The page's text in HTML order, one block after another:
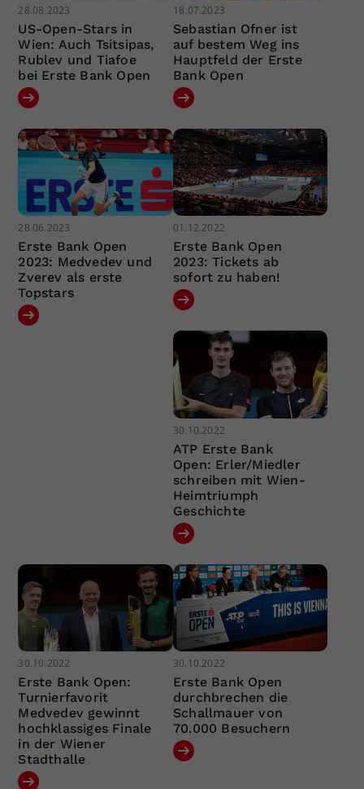
28.08.2023
US-Open-Stars in
Wien: Auch Tsitsipas,
Rublev und Tiafoe
bei Erste Bank Open
18.07.2023
Sebastian Ofner ist
auf bestem Weg ins
Hauptfeld der Erste
Bank Open
28.06.2023
Erste Bank Open
2023: Medvedev und
Zverev als erste
Topstars
01.12.2022
Erste Bank Open
2023: Tickets ab
sofort zu haben!
30.10.2022
ATP Erste Bank
Open: Erler/Miedler
schreiben mit Wien-
Heimtriumph
Geschichte
30.10.2022
Erste Bank Open:
Turnierfavorit
Medvedev gewinnt
hochklassiges Finale
in der Wiener
Stadthalle
30.10.2022
Erste Bank Open
durchbrechen die
Schallmauer von
70.000 Besuchern